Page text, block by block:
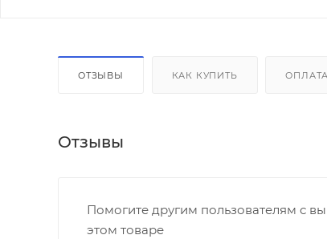
ОТЗЫВЫ КАК КУПИТЬ ОПЛАТА
Отзывы
Помогите другим пользователям с
этом товаре